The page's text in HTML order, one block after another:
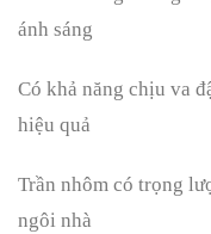
ánh sáng
Có khả năng chịu va
hiệu quả
Trần nhôm có trọng
ngôi nhà